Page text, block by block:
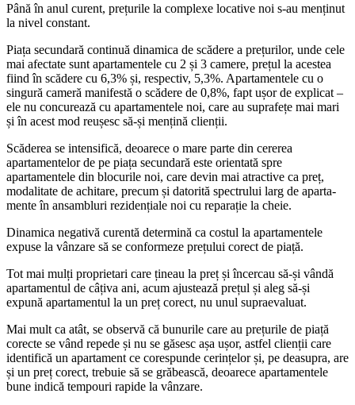
Până în anul curent, prețurile la complexe locative noi s-au menținut
la nivel constant.
Piața secundară continuă di­namica de scădere a prețurilor, unde cele
mai afectate sunt apar­tamentele cu 2 și 3 camere, prețul la acestea
fiind în scădere cu 6,3% și, respectiv, 5,3%. Apartamente­le cu o
singură cameră manifes­tă o scădere de 0,8%, fapt ușor de explicat –
ele nu concurează cu apartamentele noi, care au suprafețe mai mari
și în acest mod reușesc să-și mențină clienții.
Scăderea se intensifică, de­oarece o mare parte din cere­rea
apartamentelor de pe piața secundară este orientată spre
apartamentele din blocurile noi, care devin mai atractive ca preț,
modalitate de achitare, precum și datorită spectrului larg de aparta­
mente în ansambluri rezidențiale noi cu reparație la cheie.
Dinamica negativă curentă determină ca costul la aparta­mentele
expuse la vânzare să se conformeze prețului corect de piață.
Tot mai mulți proprietari care țineau la preț și încercau să-și vândă
apartamentul de câțiva ani, acum ajustează prețul și aleg să-și
expună apartamentul la un preț corect, nu unul supraevaluat.
Mai mult ca atât, se observă că bunurile care au prețurile de piață
corecte se vând repede și nu se găsesc așa ușor, astfel clienții care
identifică un apartament ce cores­punde cerințelor și, pe deasupra, are
și un preț corect, trebuie să se grăbească, deoarece apartamen­tele
bune indică tempouri rapide la vânzare.